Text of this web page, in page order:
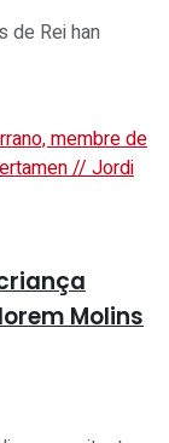
de Rei han
Molins